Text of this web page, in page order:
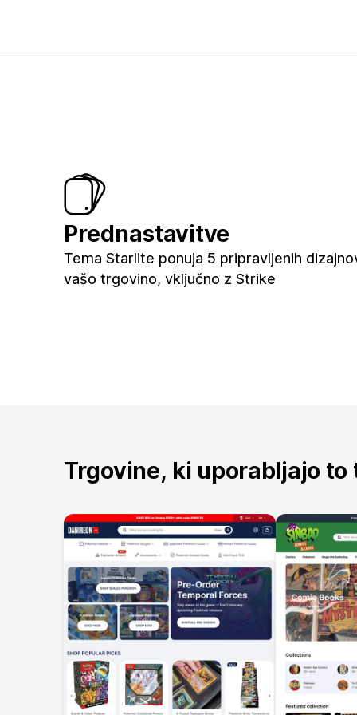
Prednastavitve
Tema Starlite ponuja 5 pripravljenih
vašo trgovino, vključno z Strike
Trgovine, ki uporabljajo to